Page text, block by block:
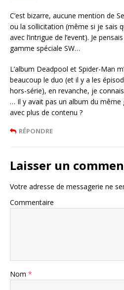
C’est bizarre, aucune mention de
ou la sollicitation (même si je sais
avec l’intrigue de l’event). Je
gamme spéciale SW…
L’album Deadpool et Spider-Man
beaucoup le duo (et il y a les
hors-série), en revanche, je
… Il y avait pas un album du même
avec plus de contenu ?
RÉPONDRE
Laisser un
Votre adresse de messagerie ne
Commentaire
Nom *